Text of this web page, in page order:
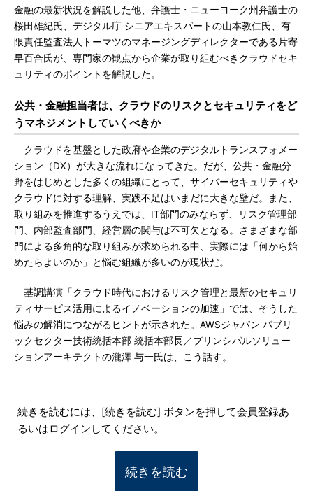
金融の最新状況を解説した他、弁護士・ニューヨーク州弁護士の
桜田雄紀氏、デジタル庁 シニアエキスパートの山本教仁氏、有
限責任監査法人トーマツのマネージングディレクターである片寄
早百合氏が、専門家の観点から企業が取り組むべきクラウドセキ
ュリティのポイントを解説した。
公共・金融担当者は、クラウドのリスクとセキュリティをど
うマネジメントしていくべきか
クラウドを基盤とした政府や企業のデジタルトランスフォメー
ション（DX）が大きな流れになってきた。だが、公共・金融分
野をはじめとした多くの組織にとって、サイバーセキュリティや
クラウドに対する理解、実践不足はいまだに大きな壁だ。また、
取り組みを推進するうえでは、IT部門のみならず、リスク管理部
門、内部監査部門、経営層の関与は不可欠となる。さまざまな部
門による多角的な取り組みが求められる中、実際には「何から始
めたらよいのか」と悩む組織が多いのが現状だ。
基調講演「クラウド時代におけるリスク管理と最新のセキュリ
ティサービス活用によるイノベーションの加速」では、そうした
悩みの解消につながるヒントが示された。AWSジャパン パブリ
ックセクター技術統括本部 統括本部長／プリンシパルソリュー
ションアーキテクトの瀧澤 与一氏は、こう話す。
続きを読むには、[続きを読む] ボタンを押して会員登録あ
るいはログインしてください。
続きを読む